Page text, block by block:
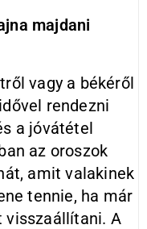
majdani
vagy a békéről
rendezni
a jóvátétel
az oroszok
amit valakinek
tennie, ha már
visszaállítani. A